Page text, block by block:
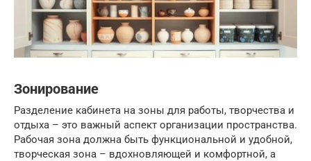
Зонирование
Разделение кабинета на зоны для работы, творчества и
отдыха – это важный аспект организации пространства.
Рабочая зона должна быть функциональной и удобной,
творческая зона – вдохновляющей и комфортной, а